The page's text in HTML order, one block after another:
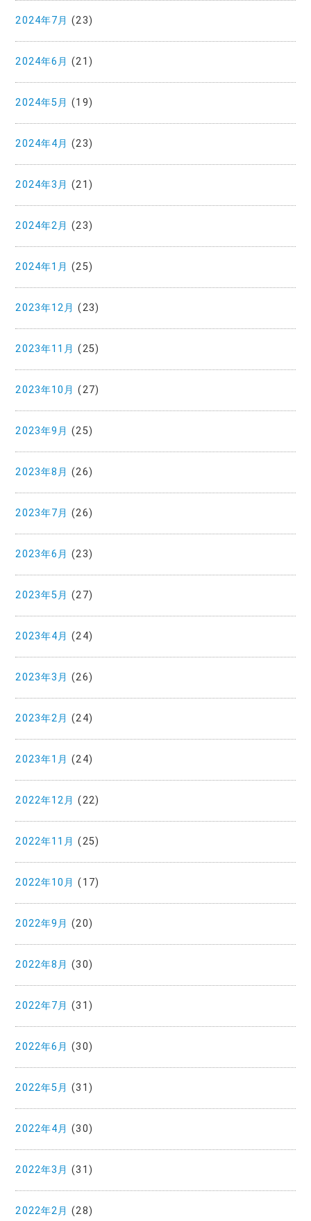
2024年7月 (23)
2024年6月 (21)
2024年5月 (19)
2024年4月 (23)
2024年3月 (21)
2024年2月 (23)
2024年1月 (25)
2023年12月 (23)
2023年11月 (25)
2023年10月 (27)
2023年9月 (25)
2023年8月 (26)
2023年7月 (26)
2023年6月 (23)
2023年5月 (27)
2023年4月 (24)
2023年3月 (26)
2023年2月 (24)
2023年1月 (24)
2022年12月 (22)
2022年11月 (25)
2022年10月 (17)
2022年9月 (20)
2022年8月 (30)
2022年7月 (31)
2022年6月 (30)
2022年5月 (31)
2022年4月 (30)
2022年3月 (31)
2022年2月 (28)